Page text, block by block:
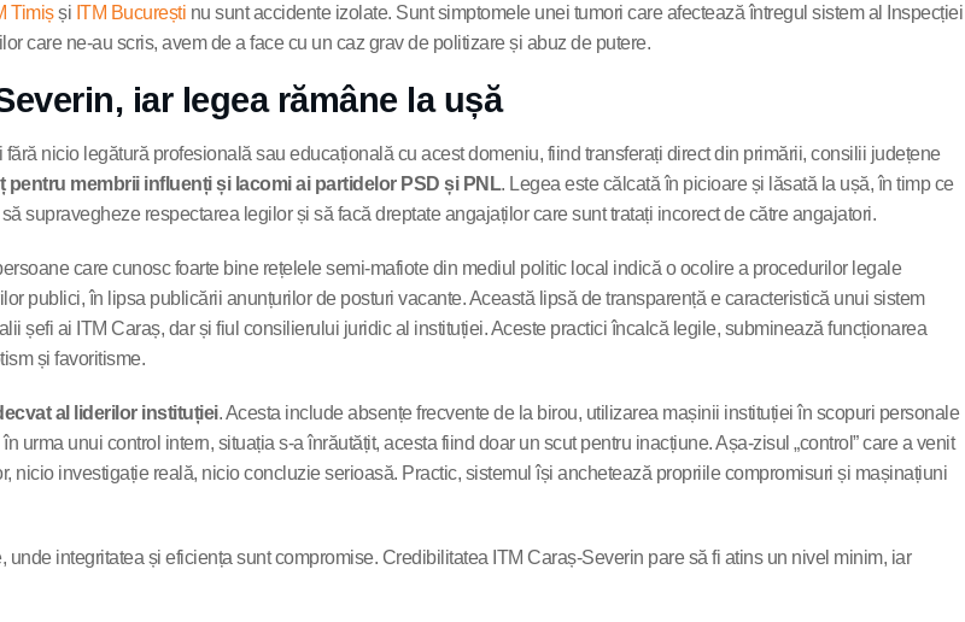
Timișși ITM București nu sunt accidente izolate. Sunt simptomele unei tumori care afectează întregul sistem al Inspecției
care ne-au scris, avem de a face cu un caz grav de politizare și abuz de putere.
iar legea rămâne la ușă
nicio legătură profesională sau educațională cu acest domeniu, fiind transferați direct din primării, consilii județene
pentru membrii influenți și lacomi ai partidelor PSD și PNL. Legea este călcată în picioare și lăsată la ușă, în timp ce
supravegheze respectarea legilor și să facă dreptate angajaților care sunt tratați incorect de către angajatori.
care cunosc foarte bine rețelele semi-mafiote din mediul politic local indică o ocolire a procedurilor legale
publici, în lipsa publicării anunțurilor de posturi vacante. Această lipsă de transparență e caracteristică unui sistem
șefi ai ITM Caraș, dar și fiul consilierului juridic al instituției. Aceste practici încalcă legile, subminează funcționarea
și favoritisme.
al liderilor instituției. Acesta include absențe frecvente de la birou, utilizarea mașinii instituției în scopuri personale
unui control intern, situația s-a înrăutățit, acesta fiind doar un scut pentru inacțiune. Așa-zisul „control” care a venit
investigație reală, nicio concluzie serioasă. Practic, sistemul își anchetează propriile compromisuri și mașinațiuni
integritatea și eficiența sunt compromise. Credibilitatea ITM Caraș-Severin pare să fi atins un nivel minim, iar